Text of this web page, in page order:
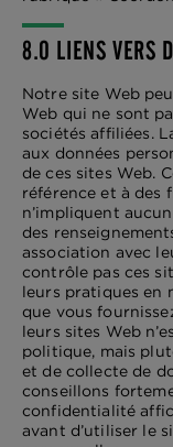
8.0 LIENS VERS
Notre site Web
Web qui ne sont
sociétés affiliées.
aux données
de ces sites Web.
référence et à des
n’impliquent
des
association avec
contrôle pas ces
leurs pratiques en
que vous
leurs sites Web
politique, mais
et de collecte de
conseillons
confidentialité
avant d’utiliser le